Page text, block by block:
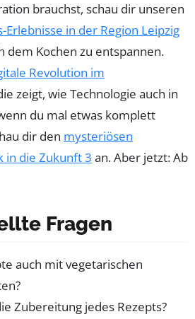
brauchst, schau dir unseren
Erlebnisse in der Region Leipzig
dem Kochen zu entspannen.
Revolution im
zeigt, wie Technologie auch in
du mal etwas komplett
dir den mysteriösen
in die Zukunft 3 an. Aber jetzt: Ab
Fragen
auch mit vegetarischen
Zubereitung jedes Rezepts?